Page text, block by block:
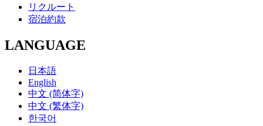
リクルート
宿泊約款
LANGUAGE
日本語
English
中文 (简体字)
中文 (繁体字)
한국어